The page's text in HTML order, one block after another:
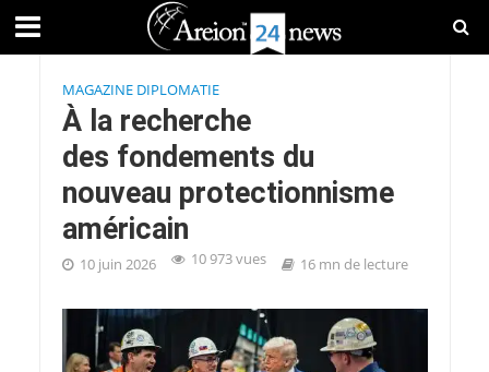
MAGAZINE DIPLOMATIE
À la recherche
des fondements du
nouveau protectionnisme
américain
10 juin 2026 10 973 vues 16 mn de lecture